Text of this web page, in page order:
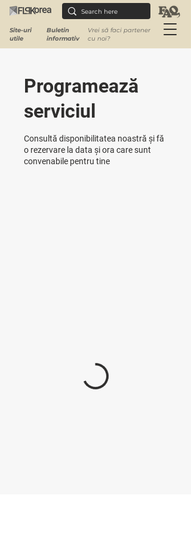
Site-uri
utile
Buletin
informativ
Vrei să faci partener
cu noi?
Programează
serviciul
Consultă disponibilitatea noastră și fă
o rezervare la data și ora care sunt
convenabile pentru tine